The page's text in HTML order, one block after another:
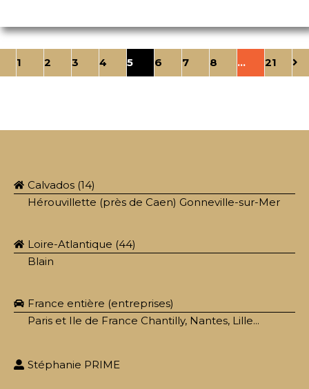
1 2 3 4 5 6 7 8 … 21
Calvados (14)
Hérouvillette (près de Caen) Gonneville-sur-Mer
Loire-Atlantique (44)
Blain
France entière (entreprises)
Paris et Ile de France Chantilly, Nantes, Lille...
Stéphanie PRIME